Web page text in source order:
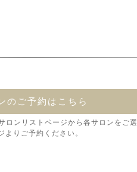
のご予約はこちら
ロンリストページから各サロンをご選
りご予約ください。